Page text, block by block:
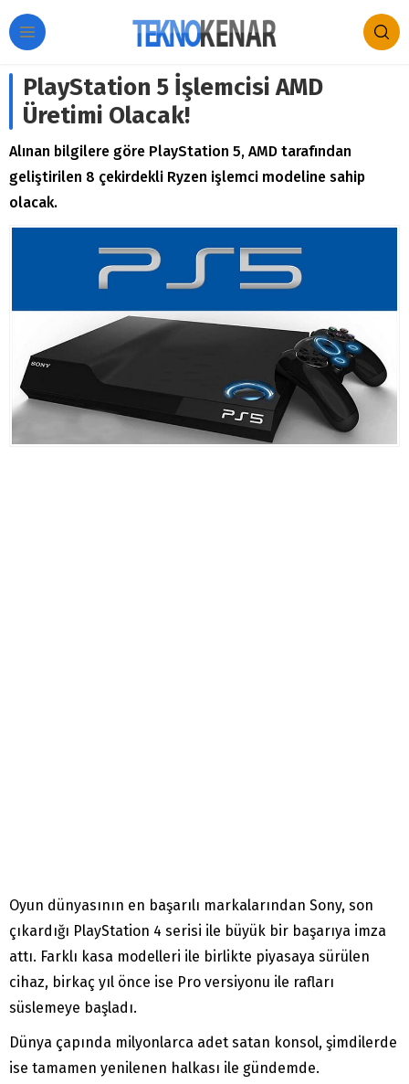
PlayStation 5 İşlemcisi AMD
Üretimi Olacak!
Alınan bilgilere göre PlayStation 5, AMD tarafından
geliştirilen 8 çekirdekli Ryzen işlemci modeline sahip
olacak.
Oyun dünyasının en başarılı markalarından Sony, son
çıkardığı PlayStation 4 serisi ile büyük bir başarıya imza
attı. Farklı kasa modelleri ile birlikte piyasaya sürülen
cihaz, birkaç yıl önce ise Pro versiyonu ile rafları
süslemeye başladı.
Dünya çapında milyonlarca adet satan konsol, şimdilerde
ise tamamen yenilenen halkası ile gündemde.